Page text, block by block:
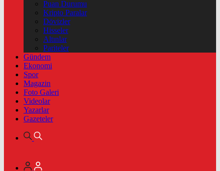
Puan Durumu
Kripto Paralar
Dövizler
Hisseler
Altınlar
Pariteler
Gündem
Ekonomi
Spor
Magazin
Foto Galeri
Videolar
Yazarlar
Gazeteler